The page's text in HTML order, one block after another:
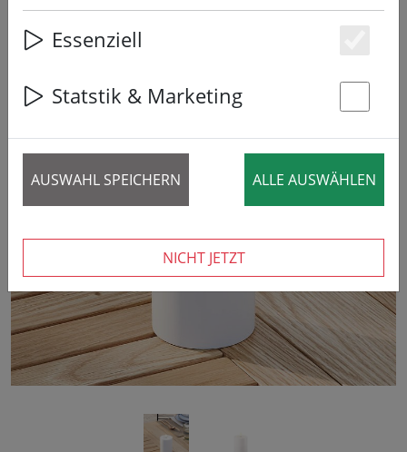
‹ ›
Essenziell
Statstik & Marketing
AUSWAHL SPEICHERN ALLE AUSWÄHLEN
NICHT JETZT